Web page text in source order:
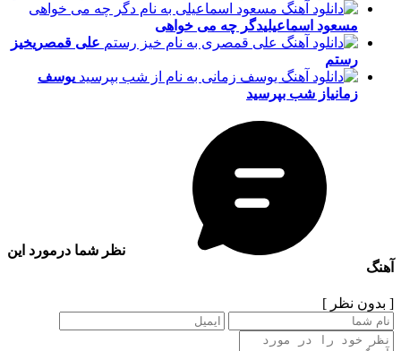
مسعود اسماعیلیدگر چه می خواهی
علی قمصریخیز
رستم
یوسف
زمانیاز شب بپرسید
نظر شما درمورد این
آهنگ
[ بدون نظر ]